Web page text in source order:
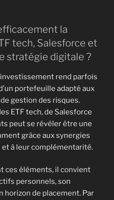
la
tech, Salesforce et
stratégie digitale ?
rend parfois
portefeuille adapté aux
gestion des risques.
ETF tech, de Salesforce
peut se révéler être une
grâce aux synergies
à leur complémentarité.
ces éléments, il convient
personnels, son
horizon de placement. Par